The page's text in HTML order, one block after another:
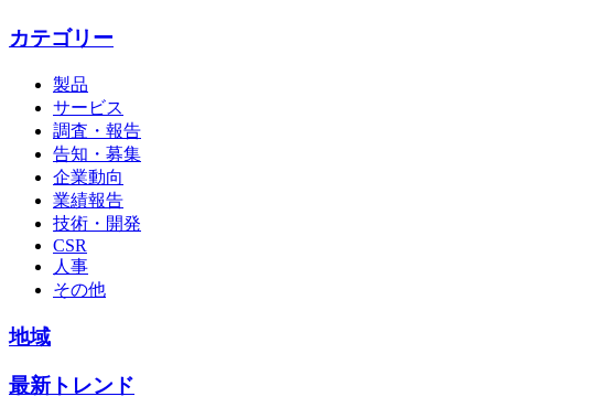
カテゴリー
製品
サービス
調査・報告
告知・募集
企業動向
業績報告
技術・開発
CSR
人事
その他
地域
最新トレンド